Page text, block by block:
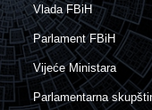
Vlada FBiH
Parlament FBiH
Vijeće Ministara
Parlamentarna